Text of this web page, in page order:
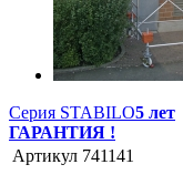
Серия STABILO5 лет
ГАРАНТИЯ !
Артикул 741141